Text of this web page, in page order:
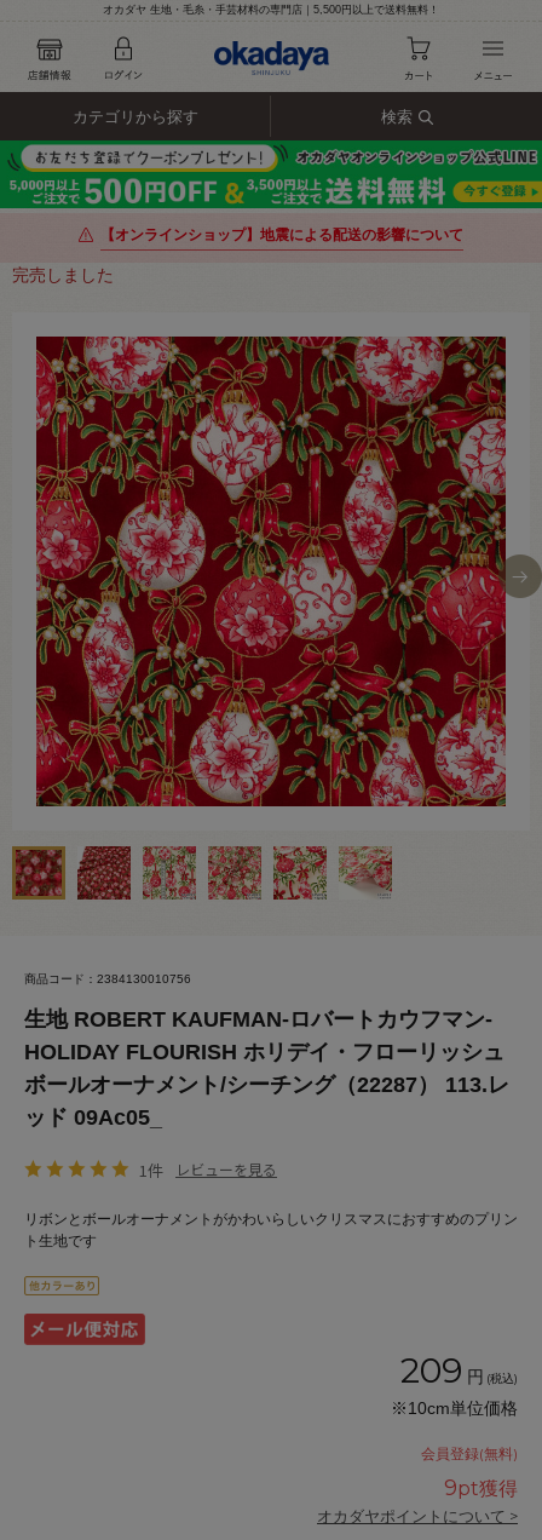
オカダヤ 生地・毛糸・手芸材料の専門店｜5,500円以上で送料無料！
カテゴリから探す 検索
【オンラインショップ】地震による配送の影響について
完売しました
商品コード：2384130010756
生地 ROBERT KAUFMAN-ロバートカウフマン-
HOLIDAY FLOURISH ホリデイ・フローリッシュ
ボールオーナメント/シーチング（22287） 113.レ
ッド 09Ac05_
1件 レビューを見る
リボンとボールオーナメントがかわいらしいクリスマスにおすすめのプリン
ト生地です
209 円 (税込)
※10cm単位価格
会員登録(無料)
9pt獲得
オカダヤポイントについて >